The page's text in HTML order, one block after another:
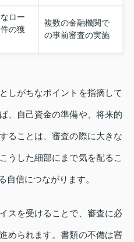
ロー
の獲
複数の金融機関で
の事前審査の実施
しがちなポイントを指摘して
、自己資金の準備や、将来的
ることは、審査の際に大きな
うした細部にまで気を配るこ
自信につながります。
スを受けることで、審査に必
められます。書類の不備は審